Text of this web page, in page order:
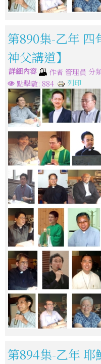
第890集-乙年 四
神父講道】
詳細內容 作者 管理員 分
點擊數: 884
列印
第894集-乙年 耶